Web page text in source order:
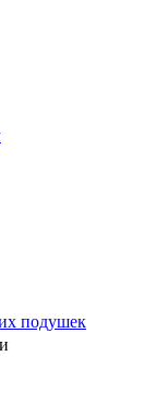
подушек